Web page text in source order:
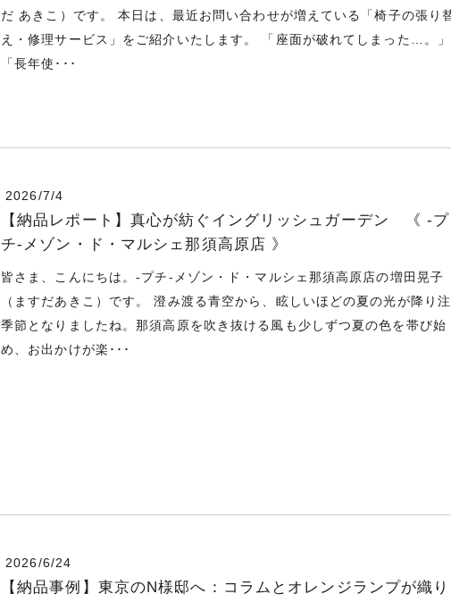
だ あきこ）です。 本日は、最近お問い合わせが増えている「椅子の張り
え・修理サービス」をご紹介いたします。 「座面が破れてしまった…。」
「長年使･･･
2026/7/4
【納品レポート】真心が紡ぐイングリッシュガーデン 《 -プ
チ-メゾン・ド・マルシェ那須高原店 》
皆さま、こんにちは。-プチ-メゾン・ド・マルシェ那須高原店の増田晃子
（ますだあきこ）です。 澄み渡る青空から、眩しいほどの夏の光が降り
季節となりましたね。那須高原を吹き抜ける風も少しずつ夏の色を帯び始
め、お出かけが楽･･･
2026/6/24
【納品事例】東京のN様邸へ：コラムとオレンジランプが織り